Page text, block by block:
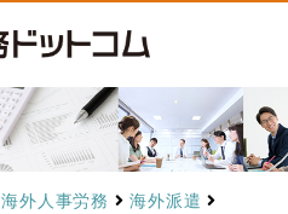
海外人事労務
海外派遣